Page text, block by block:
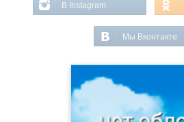
В Instagram
Мы Вконтакте